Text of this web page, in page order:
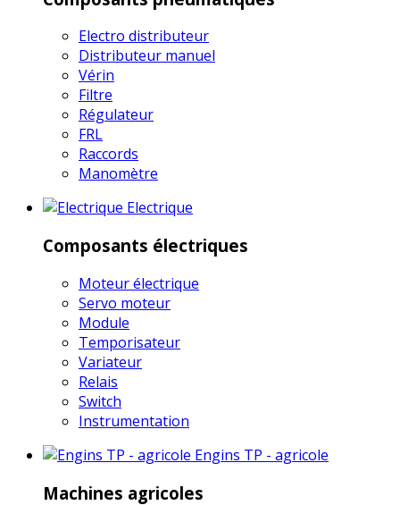
Electro distributeur
Distributeur manuel
Vérin
Filtre
Régulateur
FRL
Raccords
Manomètre
Electrique
Composants électriques
Moteur électrique
Servo moteur
Module
Temporisateur
Variateur
Relais
Switch
Instrumentation
Engins TP - agricole
Machines agricoles